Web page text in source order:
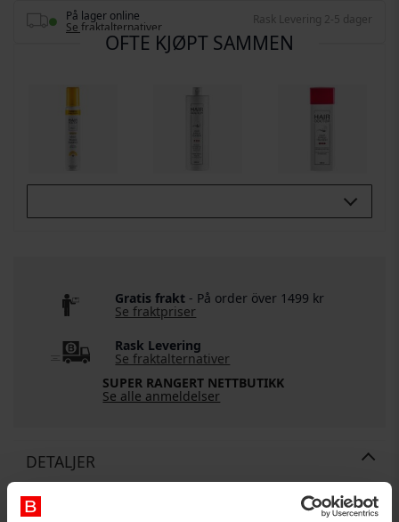
DETALJER
Sku:
På lager online
Se fraktalternativer
Rask Levering 2-5 dager
OFTE KJØPT SAMMEN
Gratis frakt - På order över 1499 kr
Se fraktpriser
Rask Levering
Se fraktalternativer
SUPER RANGERT NETTBUTIKK
Se alle anmeldelser